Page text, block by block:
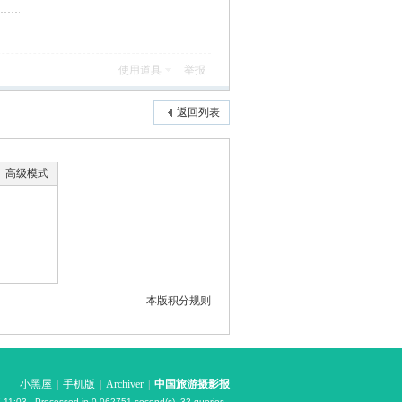
使用道具 举报
返回列表
高级模式
本版积分规则
小黑屋 手机版 Archiver 中国旅游摄影报